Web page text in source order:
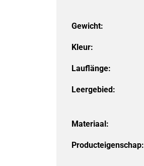
Gewicht:
Kleur:
Lauflänge:
Leergebied:
Materiaal:
Producteigenschap: